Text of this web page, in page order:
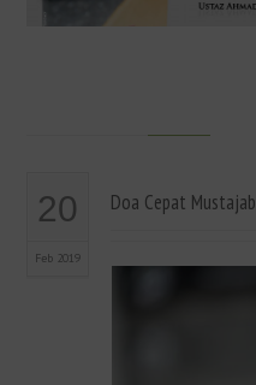
20
Feb 2019
Doa Cepat Mustajab